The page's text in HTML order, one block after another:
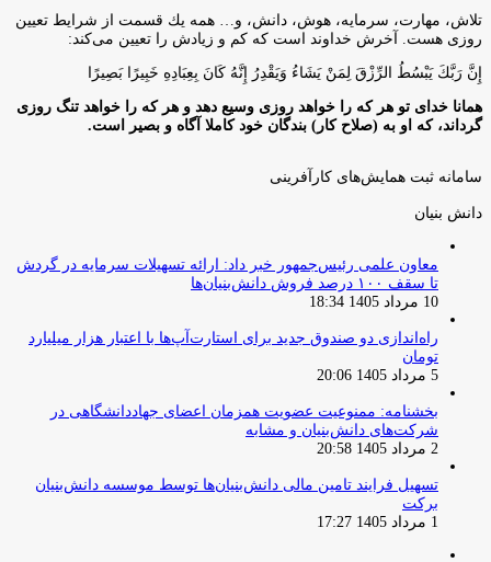
تلاش، مهارت، سرمايه، هوش، دانش، و… همه يك قسمت از شرايط تعيين
روزى هست. آخرش خداوند است كه كم و زيادش را تعيين مى‌كند:
إِنَّ رَبَّكَ يَبْسُطُ الرِّزْقَ لِمَنْ يَشَاءُ وَيَقْدِرُ إِنَّهُ كَانَ بِعِبَادِهِ خَبِيرًا بَصِيرًا
همانا خدای تو هر که را خواهد روزی وسیع دهد و هر که را خواهد تنگ روزی
گرداند، که او به (صلاح کار) بندگان خود کاملا آگاه و بصیر است.
سامانه ثبت همایش‌های کارآفرینی
دانش‌ بنیان‌
معاون علمی رئیس‌جمهور خبر داد: ارائه تسهیلات سرمایه در گردش
تا سقف ۱۰۰ درصد فروش دانش‌بنیان‌ها
10 مرداد 1405 18:34
راه‌اندازی دو صندوق جدید برای استارت‌آپ‌ها با اعتبار هزار میلیارد
تومان
5 مرداد 1405 20:06
بخشنامه: ممنوعیت عضویت همزمان اعضای جهاددانشگاهی در
شرکت‌های دانش‌بنیان و مشابه
2 مرداد 1405 20:58
تسهیل فرایند تامین مالی دانش‌بنیان‌ها توسط موسسه دانش‌بنیان
برکت
1 مرداد 1405 17:27